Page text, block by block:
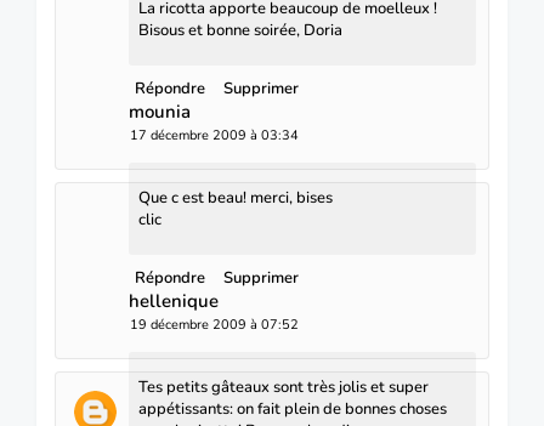
La ricotta apporte beaucoup de moelleux !
Bisous et bonne soirée, Doria
Répondre Supprimer
mounia
17 décembre 2009 à 03:34
Que c est beau! merci, bises
clic
Répondre Supprimer
hellenique
19 décembre 2009 à 07:52
Tes petits gâteaux sont très jolis et super
appétissants: on fait plein de bonnes choses